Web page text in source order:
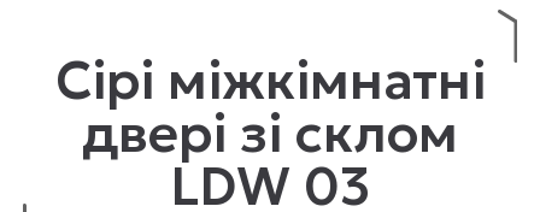
Сірі міжкімнатні
двері зі склом
LDW 03